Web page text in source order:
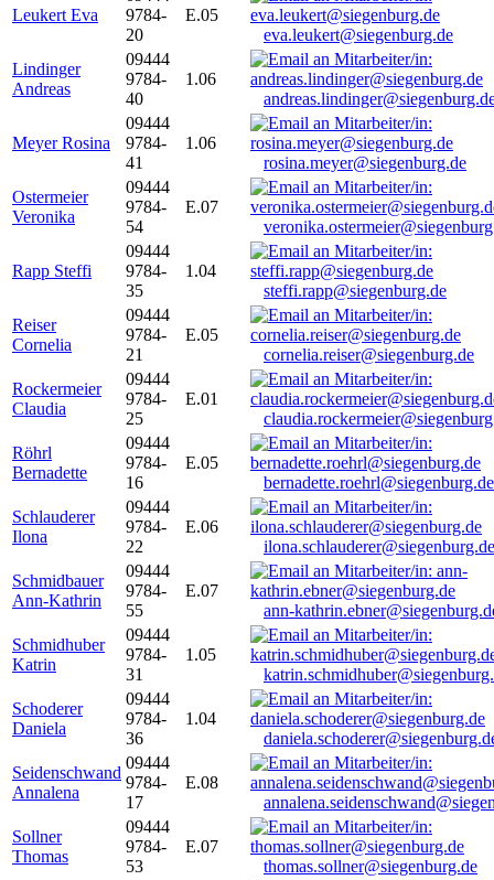
Leukert Eva
9784-
20
E.05
eva.leukert@siegenburg.de
Lindinger
Andreas
09444
9784-
40
1.06
Meyer Rosina
09444
9784-
41
1.06
rosina.meyer@siegenburg.de
Ostermeier
Veronika
09444
9784-
54
E.07
Rapp Steffi
09444
9784-
35
1.04
steffi.rapp@siegenburg.de
Reiser
Cornelia
09444
9784-
21
E.05
cornelia.reiser@siegenburg.de
Rockermeier
Claudia
09444
9784-
25
E.01
Röhrl
Bernadette
09444
9784-
16
E.05
bernadette.roehrl@siegenburg.de
Schlauderer
Ilona
09444
9784-
22
E.06
ilona.schlauderer@siegenburg.de
Schmidbauer
Ann-Kathrin
09444
9784-
55
E.07
ann-
Schmidhuber
Katrin
09444
9784-
31
1.05
Schoderer
Daniela
09444
9784-
36
1.04
Seidenschwand
Annalena
09444
9784-
17
E.08
Sollner
Thomas
09444
9784-
53
E.07
thomas.sollner@siegenburg.de